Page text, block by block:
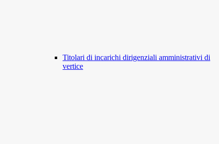
Titolari di incarichi dirigenziali amministrativi di
vertice